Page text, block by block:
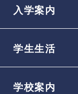
入学案内
学生生活
学校案内